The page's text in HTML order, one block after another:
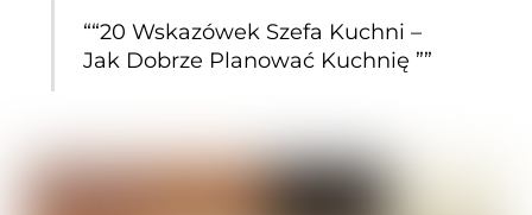
““20 Wskazówek Szefa Kuchni –
Jak Dobrze Planować Kuchnię ””